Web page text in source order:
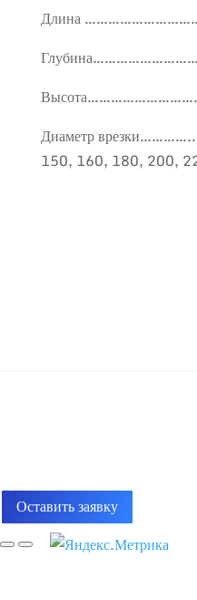
Длина
Диаметр
150, 160, 180, 200,
Оставить заявку